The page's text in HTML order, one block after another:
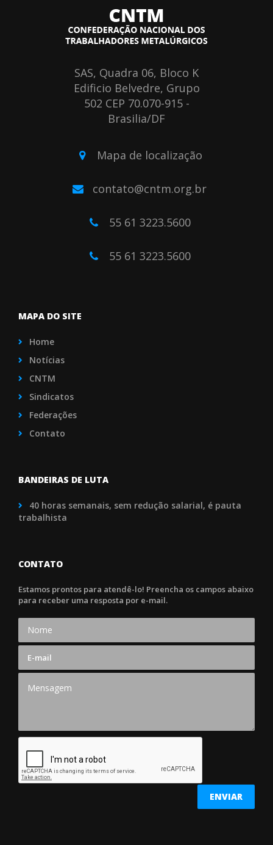
SAS, Quadra 06, Bloco K
Edificio Belvedre, Grupo
502 CEP 70.070-915 -
Brasilia/DF
Mapa de localização
contato@cntm.org.br
55 61 3223.5600
55 61 3223.5600
MAPA DO SITE
Home
Notícias
CNTM
Sindicatos
Federações
Contato
BANDEIRAS DE LUTA
40 horas semanais, sem redução salarial, é pauta
trabalhista
CONTATO
Estamos prontos para atendê-lo! Preencha os campos abaixo
para receber uma resposta por e-mail.